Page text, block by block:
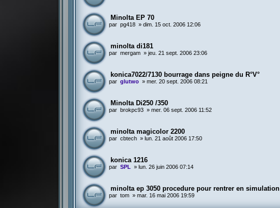
Minolta EP 70
par pg418 »dim. 15 oct. 2006 12:06
minolta di181
par mergam »jeu. 21 sept. 2006 23:06
konica7022/7130 bourrage dans peigne du R°V°
par glutwo »mer. 20 sept. 2006 08:21
Minolta Di250 /350
par brokpc93 »mer. 06 sept. 2006 11:52
minolta magicolor 2200
par cbtech » lun. 21 août 2006 17:50
konica 1216
par SPL » lun. 26 juin 2006 07:14
minolta ep 3050 procedure pour rentrer en simulation
par tom »mar. 16 mai 2006 19:59